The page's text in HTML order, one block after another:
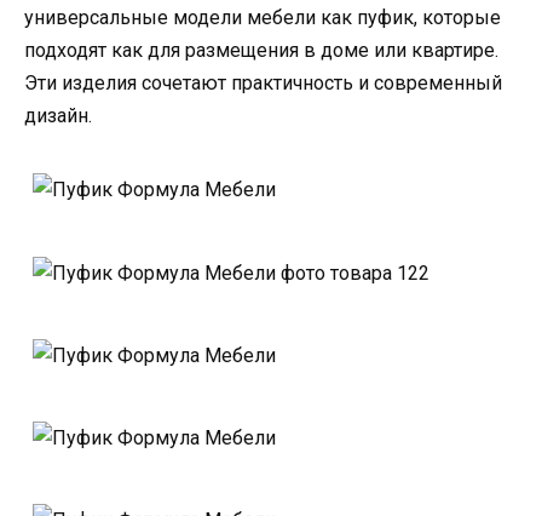
универсальные модели мебели как пуфик, которые
подходят как для размещения в доме или квартире.
Эти изделия сочетают практичность и современный
дизайн.